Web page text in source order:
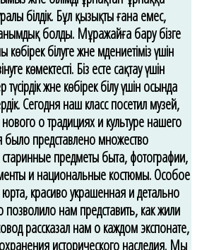
білдік. Бұл қызықты ғана емес,
болды. Мұражайға бару бізге
білуге және мәдениетіміз үшін
көмектесті. Біз есте сақтау үшін
және көбірек білу үшін осында
Сегодня наш класс посетил музей,
о традициях и культуре нашего
представлено множество
предметы быта, фотографии,
и национальные костюмы. Особое
красиво украшенная и детально
позволило нам представить, как жили
рассказал нам о каждом экспонате,
исторического наследия. Мы